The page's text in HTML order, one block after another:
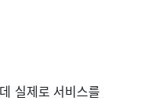
실제로 서비스를